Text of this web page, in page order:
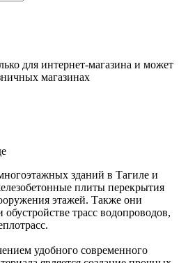
для интернет-магазина и может
магазинах
зданий в Тагиле и
плиты перекрытия
этажей. Также они
трасс водопроводов,
удобного современного